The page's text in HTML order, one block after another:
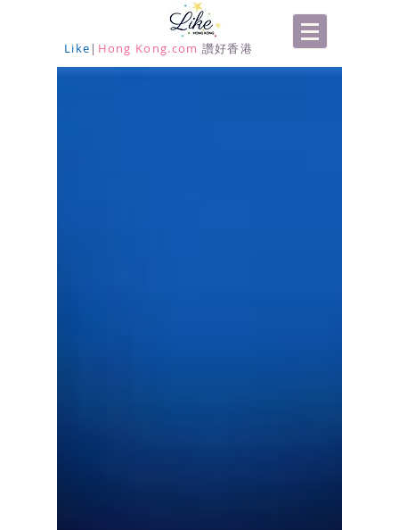
Like | Hong Kong.com 讚好香港